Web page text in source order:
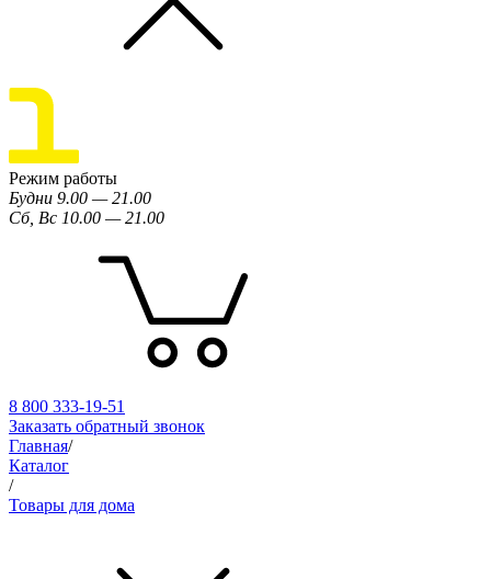
Режим работы
Будни 9.00 — 21.00
Сб, Вс 10.00 — 21.00
8 800 333-19-51
Заказать обратный звонок
Главная/
Каталог
/
Товары для дома